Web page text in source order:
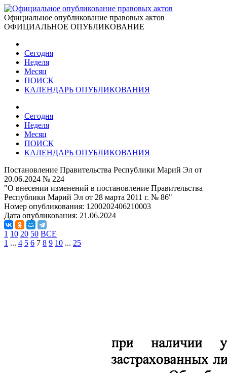
Официальное опубликование правовых актов
ОФИЦИАЛЬНОЕ ОПУБЛИКОВАНИЕ
Сегодня
Неделя
Месяц
ПОИСК
КАЛЕНДАРЬ ОПУБЛИКОВАНИЯ
Сегодня
Неделя
Месяц
ПОИСК
КАЛЕНДАРЬ ОПУБЛИКОВАНИЯ
Постановление Правительства Республики Марий Эл от
20.06.2024 № 224
"О внесении изменений в постановление Правительства
Республики Марий Эл от 28 марта 2011 г. № 86"
Номер опубликования: 1200202406210003
Дата опубликования: 21.06.2024
1 10 20 50 ВСЕ
1 ... 4 5 6 7 8 9 10 ... 25